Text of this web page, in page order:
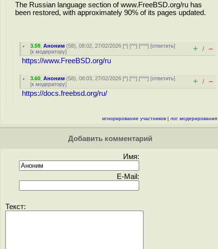
The Russian language section of www.FreeBSD.org/ru has
been restored, with approximately 90% of its pages updated.
3.59 ,Аноним (58), 08:02, 27/02/2026 [^] [^^] [^^^] [ответить]
[к модератору] + / –
https://www.FreeBSD.org/ru
3.60 ,Аноним (58), 08:03, 27/02/2026 [^] [^^] [^^^] [ответить]
[к модератору] + / –
https://docs.freebsd.org/ru/
игнорирование участников | лог модерирования
Добавить комментарий
Имя:
E-Mail:
Текст: